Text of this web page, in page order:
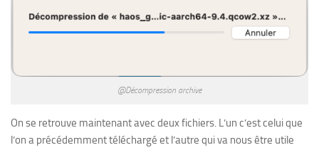
@Décompression archive
On se retrouve maintenant avec deux fichiers. L’un c’est celui que
l’on a précédemment téléchargé et l’autre qui va nous être utile